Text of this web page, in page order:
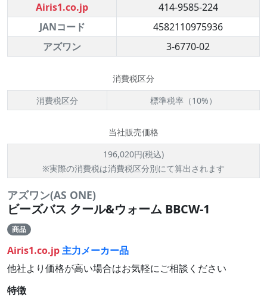
Airis1.co.jp
414-9585-224
JANコード
4582110975936
アズワン
3-6770-02
消費税区分
消費税区分
標準税率（10%）
当社販売価格
196,020円(税込)
※実際の消費税は消費税区分別にて算出されます
アズワン(AS ONE)
ビーズバス クール&ウォーム BBCW-1
商品
Airis1.co.jp主力メーカー品
他社より価格が高い場合はお気軽にご相談ください
特徴